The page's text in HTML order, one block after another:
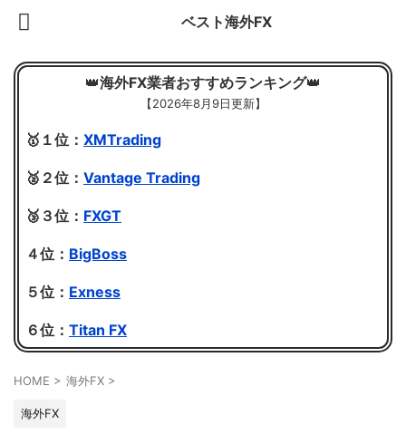
ベスト海外FX
👑海外FX業者おすすめランキング👑
【2026年8月9日更新】
🥇１位： XMTrading
🥈２位： Vantage Trading
🥉３位： FXGT
４位： BigBoss
５位： Exness
６位： Titan FX
HOME > 海外FX >
海外FX